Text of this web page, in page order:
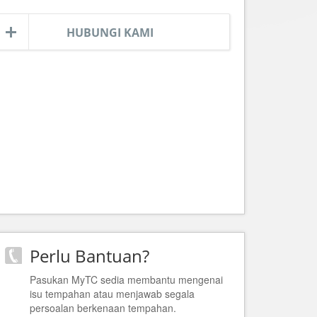
HUBUNGI KAMI
Perlu Bantuan?
Pasukan MyTC sedia membantu mengenai
isu tempahan atau menjawab segala
persoalan berkenaan tempahan.